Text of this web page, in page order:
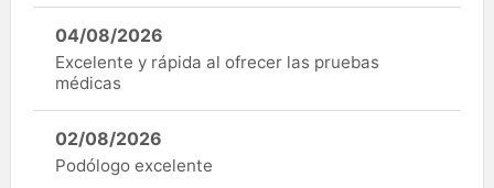
04/08/2026
Excelente y rápida al ofrecer las pruebas
médicas
02/08/2026
Podólogo excelente